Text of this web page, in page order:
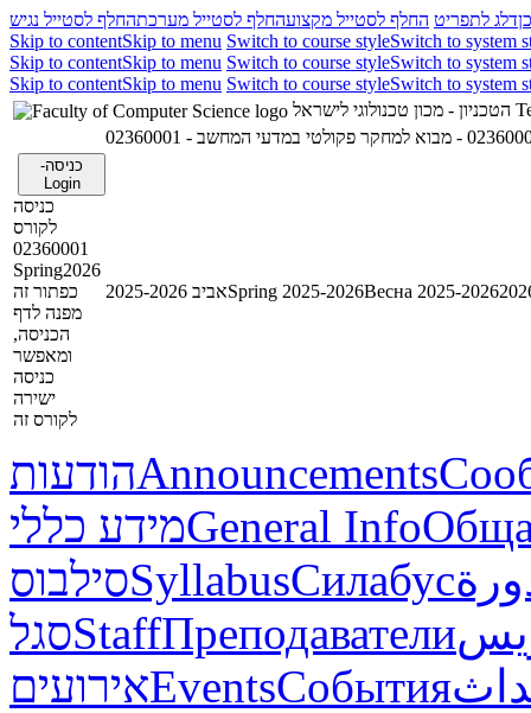
דלג לתפריט החלף לסטייל מקצועהחלף לסטייל מערכתהחלף לסטייל נגיש
Skip to contentSkip to menu Switch to course styleSwitch to system
Skip to contentSkip to menu Switch to course styleSwitch to system
Skip to contentSkip to menu Switch to course styleSwitch to system
- מבוא למחקר פקולטי במדעי המחשב
כניסה-
Login
כניסה
לקורס
02360001
Spring2026
כפתור זה
מפנה לדף
הכניסה,
ומאפשר
כניסה
ישירה
לקורס זה
אביב 2025-2026Spring 2025-2026Весна 2025-2026
הודעותAnnouncements
מידע כלליGeneral Info
סילבוסSyllabusСилабус
סגלStaffПреподаватели
אירועיםEventsСобытия